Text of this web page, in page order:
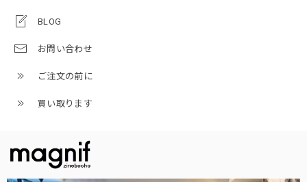
BLOG
お問い合わせ
ご注文の前に
買い取ります